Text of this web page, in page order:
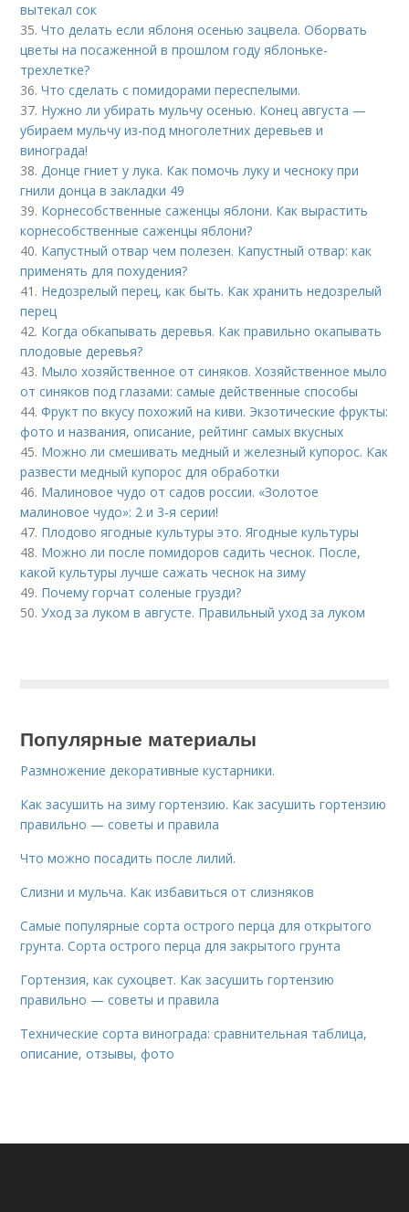
вытекал сок
35.Что делать если яблоня осенью зацвела. Оборвать
цветы на посаженной в прошлом году яблоньке-
трехлетке?
36.Что сделать с помидорами переспелыми.
37. Нужно ли убирать мульчу осенью. Конец августа —
убираем мульчу из-под многолетних деревьев и
винограда!
38.Донце гниет у лука. Как помочь луку и чесноку при
гнили донца в закладки 49
39. Корнесобственные саженцы яблони. Как вырастить
корнесобственные саженцы яблони?
40. Капустный отвар чем полезен. Капустный отвар: как
применять для похудения?
41. Недозрелый перец, как быть. Как хранить недозрелый
перец
42. Когда обкапывать деревья. Как правильно окапывать
плодовые деревья?
43. Мыло хозяйственное от синяков. Хозяйственное мыло
от синяков под глазами: самые действенные способы
44.Фрукт по вкусу похожий на киви. Экзотические фрукты:
фото и названия, описание, рейтинг самых вкусных
45. Можно ли смешивать медный и железный купорос. Как
развести медный купорос для обработки
46. Малиновое чудо от садов россии. «Золотое
малиновое чудо»: 2 и 3-я серии!
47. Плодово ягодные культуры это. Ягодные культуры
48. Можно ли после помидоров садить чеснок. После,
какой культуры лучше сажать чеснок на зиму
49. Почему горчат соленые грузди?
50.Уход за луком в августе. Правильный уход за луком
Популярные материалы
Размножение декоративные кустарники.
Как засушить на зиму гортензию. Как засушить гортензию
правильно — советы и правила
Что можно посадить после лилий.
Слизни и мульча. Как избавиться от слизняков
Самые популярные сорта острого перца для открытого
грунта. Сорта острого перца для закрытого грунта
Гортензия, как сухоцвет. Как засушить гортензию
правильно — советы и правила
Технические сорта винограда: сравнительная таблица,
описание, отзывы, фото